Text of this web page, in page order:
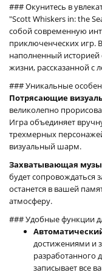
### Окунитесь в
"Scott Whiskers in: the
собой современную
приключенческих игр.
наполненный историей
жизни, рассказанной
### Уникальные
Потрясающие
великолепно
Игра объединяет
трехмерных
визуальный шарм.
Захватывающая
будет
останется в вашей
атмосферу.
### Удобные функции
достижениями и
разработанного
записывает все